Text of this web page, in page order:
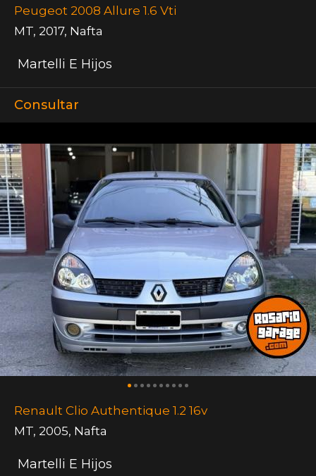
Peugeot 2008 Allure 1.6 Vti
MT, 2017, Nafta
Martelli E Hijos
Consultar
Renault Clio Authentique 1.2 16v
MT, 2005, Nafta
Martelli E Hijos